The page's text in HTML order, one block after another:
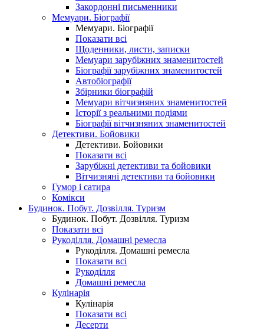
Закордонні письменники
Мемуари. Біографії
Мемуари. Біографії
Показати всі
Щоденники, листи, записки
Мемуари зарубіжних знаменитостей
Біографії зарубіжних знаменитостей
Автобіографії
Збірники біографій
Мемуари вітчизняних знаменитостей
Історії з реальними подіями
Біографії вітчизняних знаменитостей
Детективи. Бойовики
Детективи. Бойовики
Показати всі
Зарубіжні детективи та бойовики
Вітчизняні детективи та бойовики
Гумор і сатира
Комікси
Будинок. Побут. Дозвілля. Туризм
Будинок. Побут. Дозвілля. Туризм
Показати всі
Рукоділля. Домашні ремесла
Рукоділля. Домашні ремесла
Показати всі
Рукоділля
Домашні ремесла
Кулінарія
Кулінарія
Показати всі
Десерти